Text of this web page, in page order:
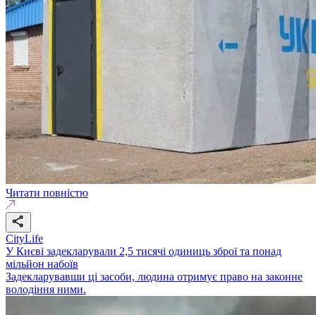
Читати повністю
CityLife
У Києві задекларували 2,5 тисячі одиниць зброї та понад
мільйон набоїв
Задекларувавши ці засоби, людина отримує право на законне
володіння ними.